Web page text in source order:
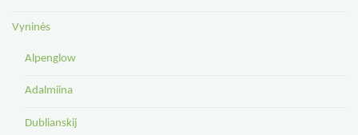
Vyninės
Alpenglow
Adalmiina
Dublianskij